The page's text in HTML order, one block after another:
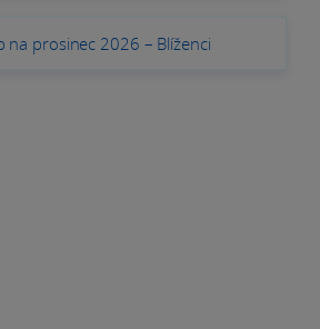
na prosinec 2026 – Blíženci